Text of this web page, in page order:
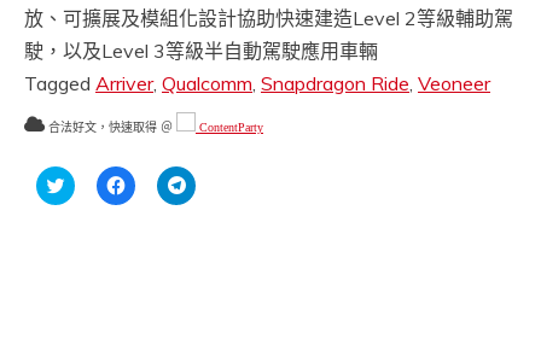
放、可擴展及模組化設計協助快速建造Level 2等級輔助駕
駛，以及Level 3等級半自動駕駛應用車輛
Tagged Arriver, Qualcomm, Snapdragon Ride, Veoneer
合法好文，快速取得 ＠ ContentParty
分
享
按
一
按
一